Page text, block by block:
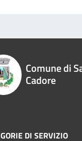
Comune di
Cadore
DI SERVIZIO